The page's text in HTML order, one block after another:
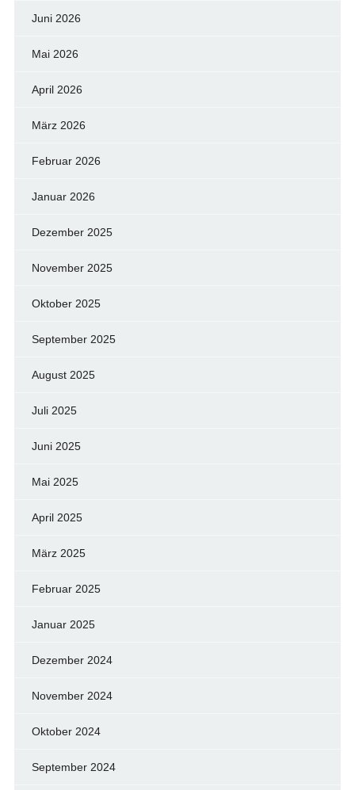
Juni 2026
Mai 2026
April 2026
März 2026
Februar 2026
Januar 2026
Dezember 2025
November 2025
Oktober 2025
September 2025
August 2025
Juli 2025
Juni 2025
Mai 2025
April 2025
März 2025
Februar 2025
Januar 2025
Dezember 2024
November 2024
Oktober 2024
September 2024